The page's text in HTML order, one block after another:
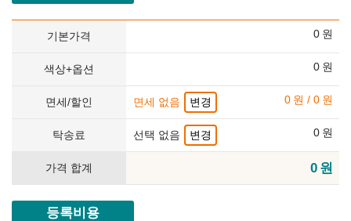
기본가격 0 원
색상+옵션 0 원
면세/할인 면세 없음 변경 0 원 / 0 원
탁송료 선택 없음 변경 0 원
가격 합계 0 원
등록비용